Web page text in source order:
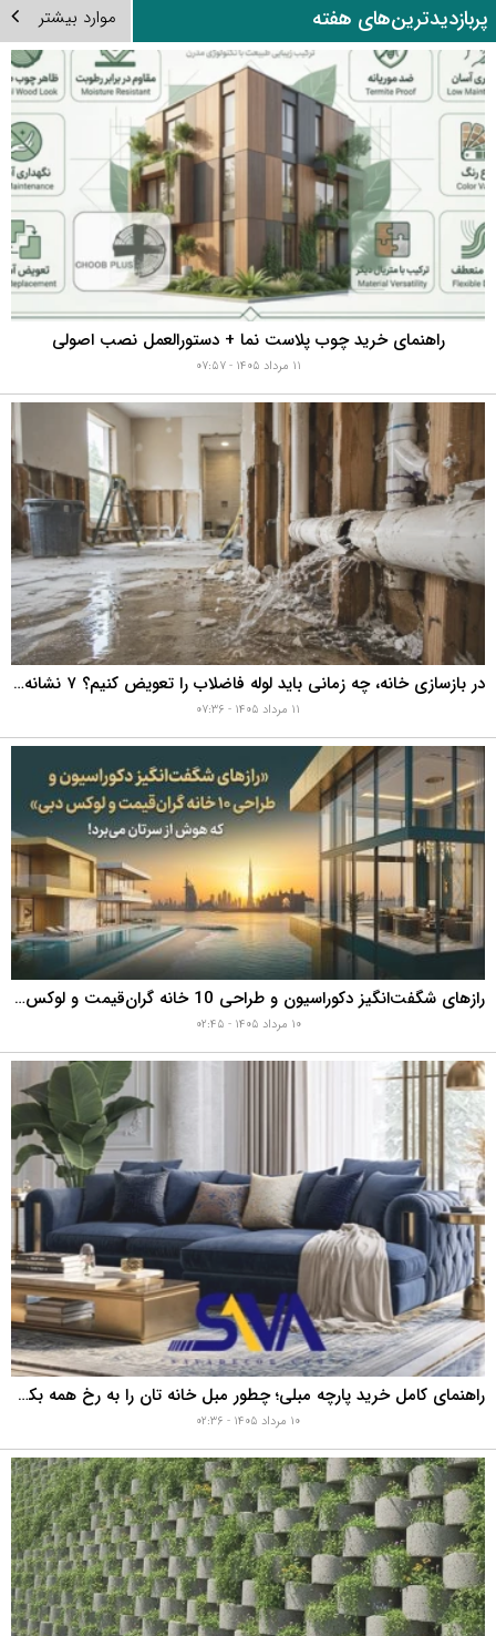
هفته موارد بیشتر
راهنمای خرید چوب پلاست نما + دستورالعمل نصب اصولی
در بازسازی خانه، چه زمانی باید لوله فاضلاب را تعویض کنیم؟ ۷ نشانه‌ای که نباید نادیده بگیرید
رازهای شگفت‌انگیز دکوراسیون و طراحی 10 خانه گران‌قیمت و لوکس دبی که هوش از سرتان می‌برد!
راهنمای کامل خرید پارچه مبلی؛ چطور مبل خانه تان را به رخ همه بکشید؟